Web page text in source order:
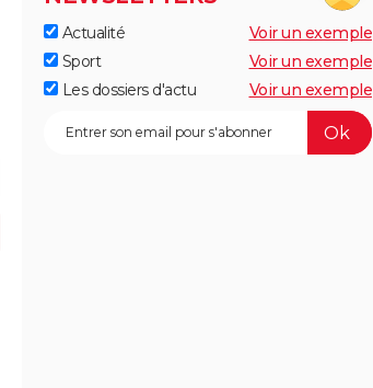
Actualité
Voir un exemple
Sport
Voir un exemple
Les dossiers d'actu
Voir un exemple